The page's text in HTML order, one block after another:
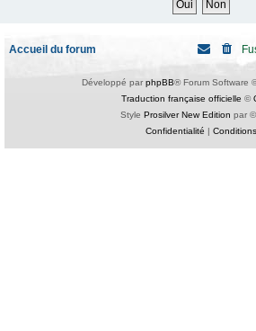
Accueil du forum
Développé par phpBB® Forum Software
Traduction française officielle ©
Style Prosilver New Edition par ©
Confidentialité | Conditions